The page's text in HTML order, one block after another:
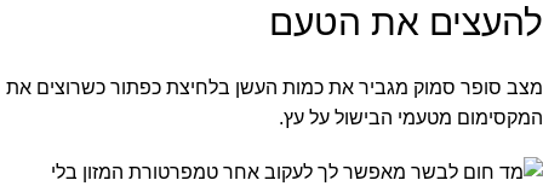
להעצים את הטעם
מצב סופר סמוק מגביר את כמות העשן בלחיצת כפתור כשרוצים את
המקסימום מטעמי הבישול על עץ.